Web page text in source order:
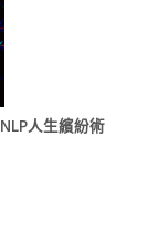
人生繽紛術